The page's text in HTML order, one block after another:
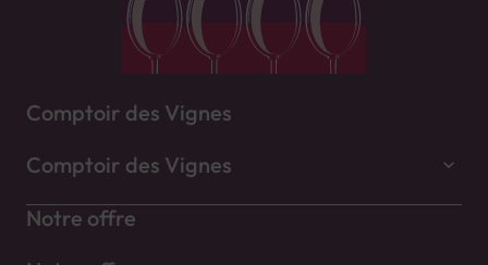
Comptoir des Vignes
Comptoir des Vignes
Notre offre